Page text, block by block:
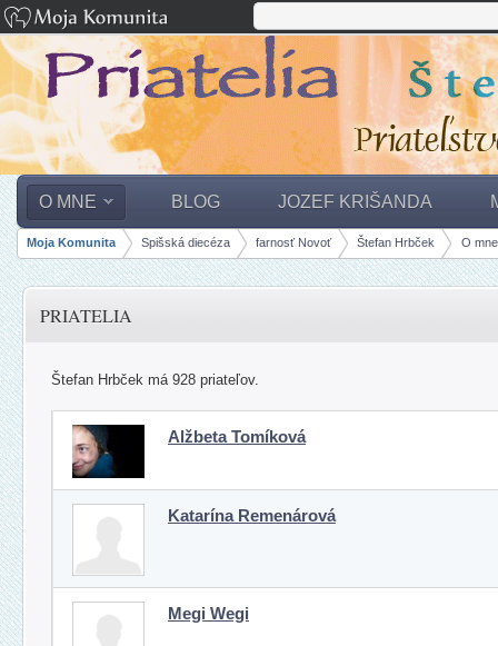
O MNE BLOG JOZEF KRIŠANDA
panely, lišty
Moja Komunita Spišská diecéza farnosť Novoť Štefan Hrbček O mne
PRIATELIA
Štefan Hrbček má 928 priateľov.
Alžbeta Tomíková
Katarína Remenárová
Megi Wegi